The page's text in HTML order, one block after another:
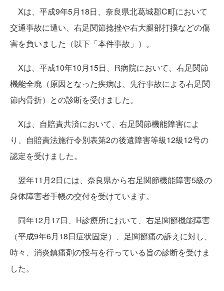
Xは、平成9年5月18日、奈良県北葛城郡C町において
交通事故に遭い、右足関節捻挫や右大腿部打撲などの傷
害を負いました（以下「本件事故」）。
Xは、平成10年10月15日、R病院において、右足関節
機能全廃（原因となった疾病は、先行事故による右足関
節内骨折）との診断を受けました。
Xは、自賠責共済において、右足関節機能障害によ
り、自賠責法施行令別表第2の後遺障害等級12級12号の
認定を受けました。
翌年11月2日には、奈良県から右足関節機能障害5級の
身体障害者手帳の交付を受けています。
同年12月17日、H診療所において、右足関節機能障害
（平成9年6月18日症状固定）、足関節痛の訴えに対し、
時々、消炎鎮痛剤の投与を行っている旨の診断を受けま
した。